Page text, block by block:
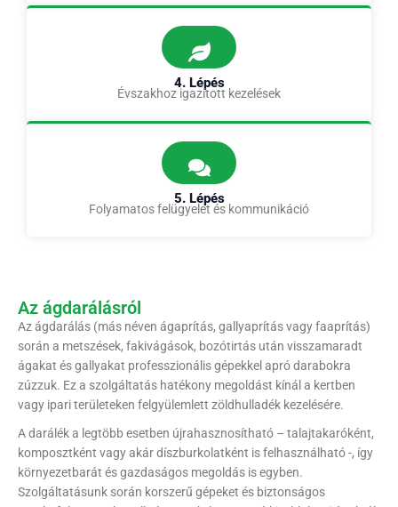
4. Lépés
Évszakhoz igazított kezelések
5. Lépés
Folyamatos felügyelet és kommunikáció
Az ágdarálásról
Az ágdarálás (más néven ágaprítás, gallyaprítás vagy faaprítás)
során a metszések, fakivágások, bozótirtás után visszamaradt
ágakat és gallyakat professzionális gépekkel apró darabokra
zúzzuk. Ez a szolgáltatás hatékony megoldást kínál a kertben
vagy ipari területeken felgyülemlett zöldhulladék kezelésére.
A darálék a legtöbb esetben újrahasznosítható – talajtakaróként,
komposztként vagy akár díszburkolatként is felhasználható -, így
környezetbarát és gazdaságos megoldás is egyben.
Szolgáltatásunk során korszerű gépeket és biztonságos